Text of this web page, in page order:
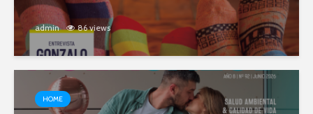
admin 86 views
HOME